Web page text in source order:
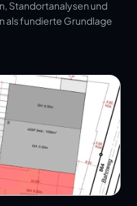
Standortanalysen und
als fundierte Grundlage